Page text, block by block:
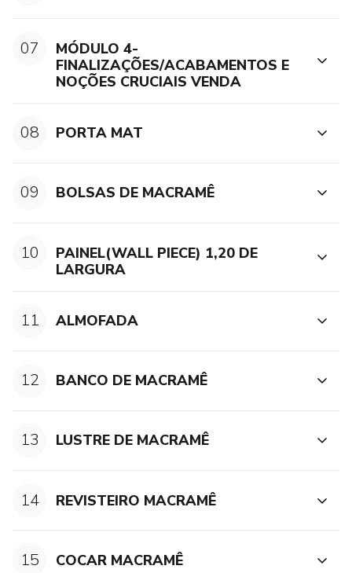
07
MÓDULO 4-
FINALIZAÇÕES/ACABAMENTOS E
NOÇÕES CRUCIAIS VENDA
08 PORTA MAT
09 BOLSAS DE MACRAMÊ
10
PAINEL(WALL PIECE) 1,20 DE
LARGURA
11 ALMOFADA
12 BANCO DE MACRAMÊ
13 LUSTRE DE MACRAMÊ
14 REVISTEIRO MACRAMÊ
15 COCAR MACRAMÊ